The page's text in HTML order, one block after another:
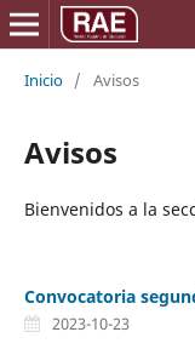
Inicio / Avisos
Avisos
Bienvenidos a la
Convocatoria
2023-10-23